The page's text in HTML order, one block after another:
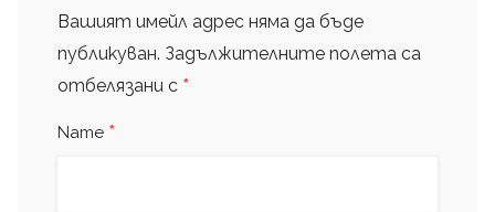
Вашият имейл адрес няма да бъде
публикуван. Задължителните полета са
отбелязани с *
Name *